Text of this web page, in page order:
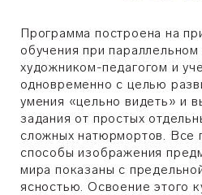
Программа построена на
обучения при
художником-педагогом и
одновременно с целью
умения «цельно видеть» и
задания от простых
сложных натюрмортов. Все
способы изображения
мира показаны с
ясностью. Освоение этого